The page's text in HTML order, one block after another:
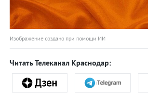
Изображение создано при помощи ИИ
Читать Телеканал Краснодар: